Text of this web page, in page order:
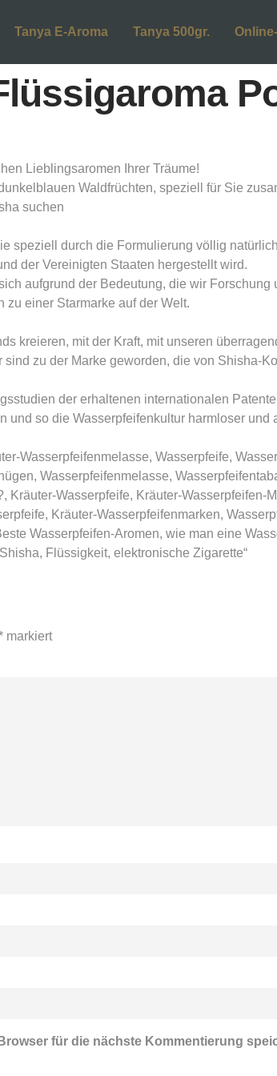
Tanya E-Aroma Tanya 500gr.
Lieblingsaromen Ihrer Träume!
Waldfrüchten, speziell für Sie
suchen
speziell durch die Formulierung völlig
der Vereinigten Staaten hergestellt wird.
aufgrund der Bedeutung, die wir
zu einer Starmarke auf der Welt.
kreieren, mit der Kraft, mit unseren
zu der Marke geworden, die von Shisha-
der erhaltenen internationalen
so die Wasserpfeifenkultur harmloser und
Wasserpfeifenmelasse, Wasserpfeife,
Wasserpfeifenmelasse,
Wasserpfeife, Kräuter-Wasserpfeifen-
Kräuter-Wasserpfeifenmarken,
Wasserpfeifen-Aromen, wie man eine
Flüssigkeit, elektronische Zigarette“
markiert
für die nächste Kommentierung